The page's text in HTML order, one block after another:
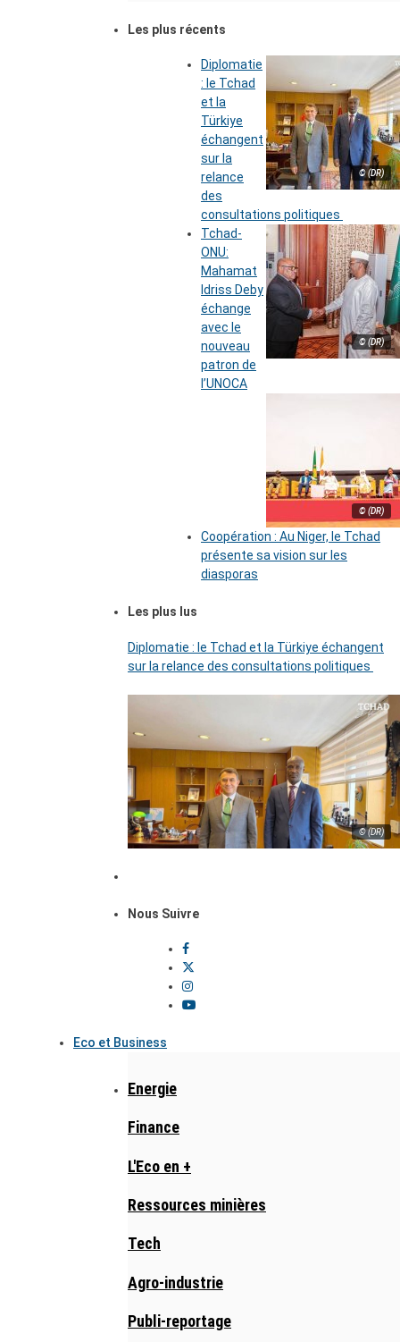
Les plus récents
© (DR)
Diplomatie
: le Tchad
et la
Türkiye
échangent
sur la
relance
des
consultations politiques
© (DR)
Tchad-
ONU:
Mahamat
Idriss Deby
échange
avec le
nouveau
patron de
l’UNOCA
© (DR)
Coopération : Au Niger, le Tchad
présente sa vision sur les
diasporas
Les plus lus
Diplomatie : le Tchad et la Türkiye échangent
sur la relance des consultations politiques
© (DR)
Nous Suivre
Eco et Business
Energie
Finance
L'Eco en +
Ressources minières
Tech
Agro-industrie
Publi-reportage